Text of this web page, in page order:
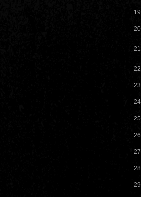
19
20
21
22
23
24
25
26
27
28
29